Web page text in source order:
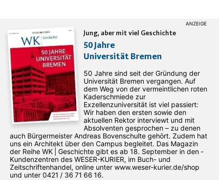
Jung, aber mit viel Geschichte
50 Jahre
Universität Bremen
50 Jahre sind seit der Gründung der
Universität Bremen vergangen. Auf
dem Weg von der vermeintlichen roten
Kaderschmiede zur
Exzellenzuniversität ist viel passiert:
Wir haben den ersten sowie den
aktuellen Rektor interviewt und mit
Absolventen gesprochen – zu denen
auch Bürgermeister Andreas Bovenschulte gehört. Zudem hat
uns ein Architekt über den Campus begleitet. Das Magazin
der Reihe WK | Geschichte gibt es ab 18. September in den ­
Kundenzentren des WESER-­KURIER, im Buch- und
Zeitschriftenhandel, online unter www.weser-kurier.de/shop
und unter 0421 / 36 71 66 16.